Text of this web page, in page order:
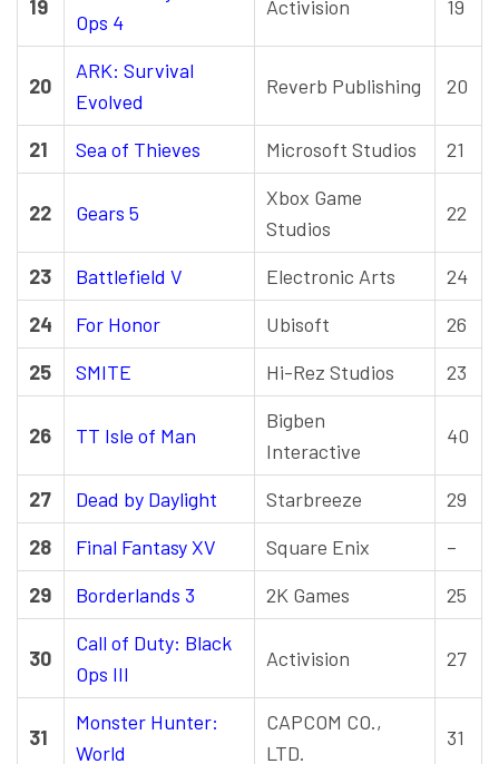
19
Ops 4
Activision 19
20
ARK: Survival
Evolved
Reverb Publishing 20
21 Sea of Thieves Microsoft Studios 21
22 Gears 5
Xbox Game
Studios
22
23 Battlefield V Electronic Arts
24
24
For Honor Ubisoft
26
25
SMITE Hi-Rez Studios 23
26 TT Isle of Man
Bigben
Interactive
40
27 Dead by Daylight Starbreeze
29
28
Final Fantasy XV Square Enix
–
29
Borderlands 3 2K Games 25
30
Call of Duty: Black
Ops III
Activision 27
31
Monster Hunter:
World
CAPCOM CO.,
LTD.
31